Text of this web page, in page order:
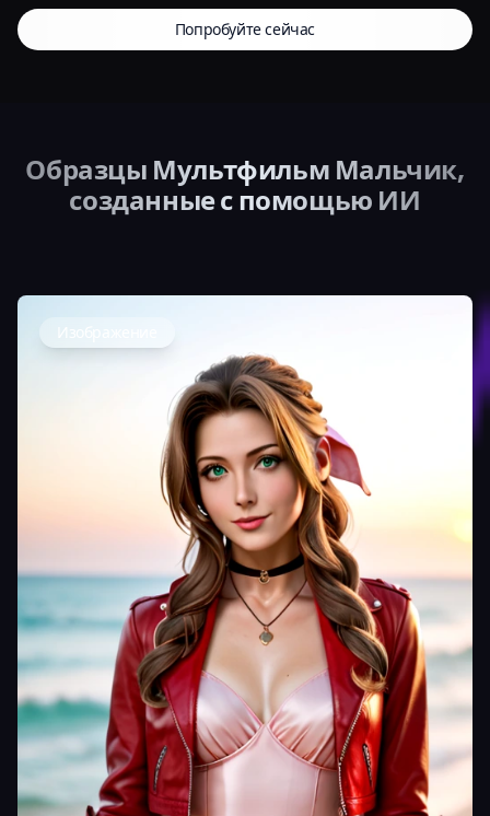
Попробуйте сейчас
Образцы Мультфильм Мальчик,
созданные с помощью ИИ
Изображение